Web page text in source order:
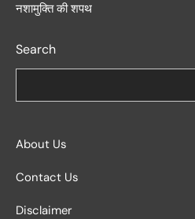
नशामुक्ति की शपथ
Search
About Us
Contact Us
Disclaimer